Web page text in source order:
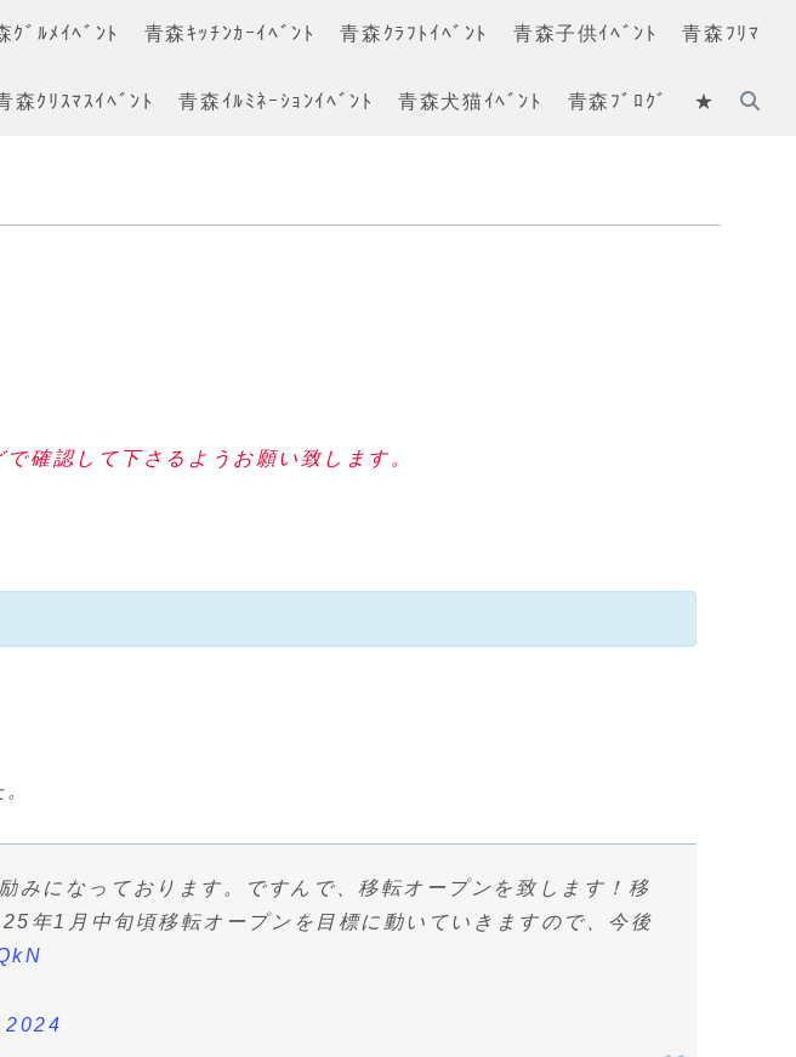
ｸﾞﾙﾒｲﾍﾞﾝﾄ 青森ｷｯﾁﾝｶｰｲﾍﾞﾝﾄ 青森ｸﾗﾌﾄｲﾍﾞﾝﾄ 青森子供ｲﾍﾞﾝﾄ 青森ﾌﾘﾏ
森ｸﾘｽﾏｽｲﾍﾞﾝﾄ 青森ｲﾙﾐﾈｰｼｮﾝｲﾍﾞﾝﾄ 青森犬猫ｲﾍﾞﾝﾄ 青森ﾌﾞﾛｸﾞ ★
確認して下さるようお願い致します。
みになっております。ですんで、移転オープンを致します！移
年1月中旬頃移転オープンを目標に動いていきますので、今後